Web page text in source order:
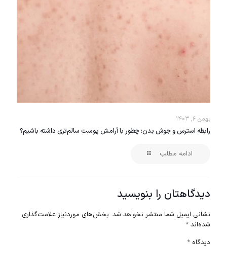
بهمن ۶, ۱۴۰۳
رابطه استرس و جوش بدن: چطور با آرامش پوست سالم‌تری داشته باشیم؟
ادامه مطلب
دیدگاهتان را بنویسید
نشانی ایمیل شما منتشر نخواهد شد. بخش‌های موردنیاز علامت‌گذاری
شده‌اند *
دیدگاه *